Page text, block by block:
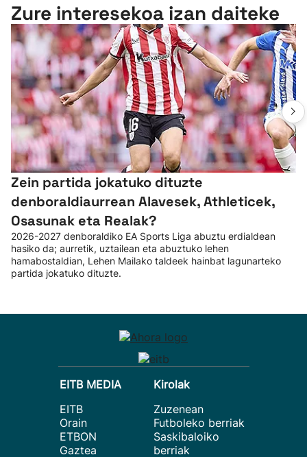
Zure interesekoa izan daiteke
Zein partida jokatuko dituzte
denboraldiaurrean Alavesek, Athleticek,
Osasunak eta Realak?
2026-2027 denboraldiko EA Sports Liga abuztu erdialdean
hasiko da; aurretik, uztailean eta abuztuko lehen
hamabostaldian, Lehen Mailako taldeek hainbat lagunarteko
partida jokatuko dituzte.
EITB MEDIA
EITB
Orain
ETBON
Gaztea
Kirolak
Zuzenean
Futboleko berriak
Saskibaloiko
berriak